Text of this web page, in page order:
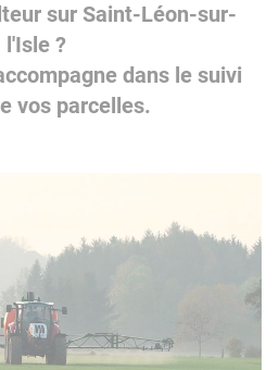
sur Saint-Léon-sur-
l'Isle ?
dans le suivi
vos parcelles.